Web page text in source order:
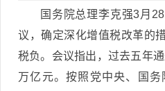
国务院总理李克强3月
议，确定深化增值税改革的
税负。会议指出，过去五年
万亿元。按照党中央、国